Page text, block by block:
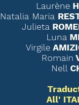
Laurène
Natalia Maria
Julieta
Luna
Virgile
Romain
Nell
All'